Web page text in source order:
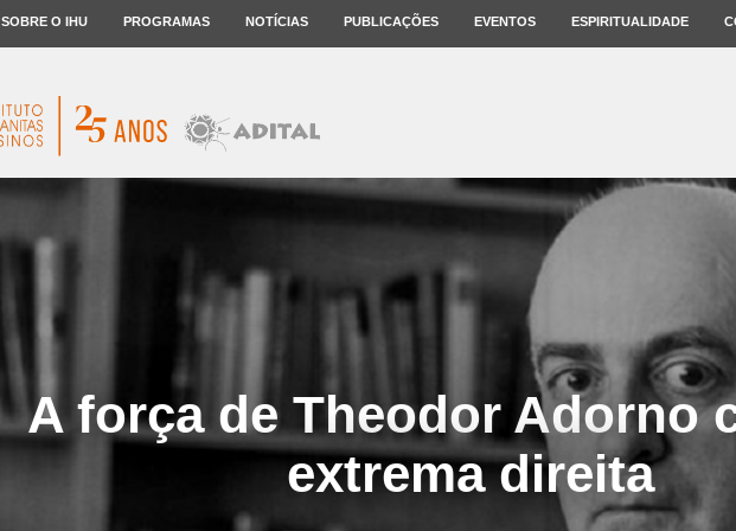
SOBRE O IHU PROGRAMAS NOTÍCIAS PUBLICAÇÕES EVENTOS ESPIRITUALIDADE
A força de Theodor Adorno
extrema direita